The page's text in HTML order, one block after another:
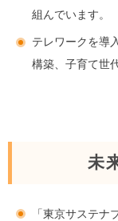
組んでいます。
テレワークを導
構築、子育て世
未
「東京サステ